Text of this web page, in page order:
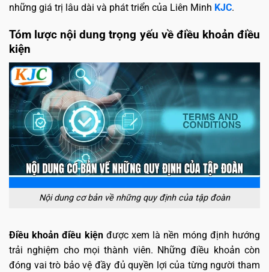
những giá trị lâu dài và phát triển của Liên Minh KJC.
Tóm lược nội dung trọng yếu về điều khoản điều
kiện
Nội dung cơ bản về những quy định của tập đoàn
Điều khoản điều kiệnđược xem là nền móng định hướng
trải nghiệm cho mọi thành viên. Những điều khoản còn
đóng vai trò bảo vệ đầy đủ quyền lợi của từng người tham